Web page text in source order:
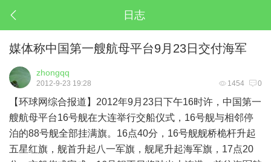
日志
媒体称中国第一艘航母平台9月23日交付海军
zhongqq
1454 0
2012-9-23 19:28
【环球网综合报道】2012年9月23日下午16时许，中国第一
艘航母平台16号舰在大连举行交船仪式，16号舰与相邻停
泊的88号舰全部挂满旗。16点40分，16号舰舰桥桅杆升起
五星红旗，舰首升起八一军旗，舰尾升起海军旗，17点20